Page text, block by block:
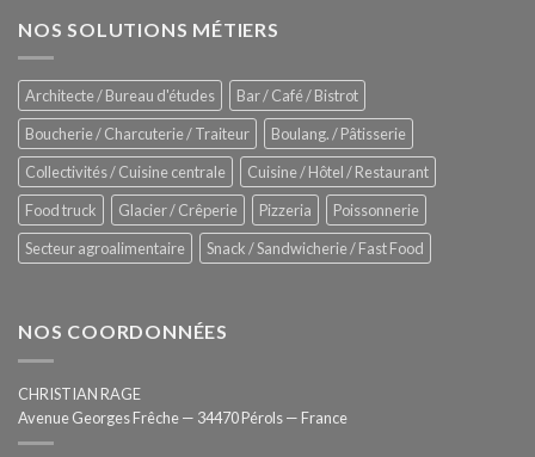
de
Zitrux
–
Hygiène
totale
automatisée
NOS SOLUTIONS MÉTIERS
Architecte / Bureau d'études
Bar / Café / Bistrot
Boucherie / Charcuterie / Traiteur
Boulang. / Pâtisserie
Collectivités / Cuisine centrale
Cuisine / Hôtel / Restaurant
Food truck
Glacier / Crêperie Pizzeria
Poissonnerie
Secteur agroalimentaire
Snack / Sandwicherie / Fast Food
NOS COORDONNÉES
CHRISTIAN RAGE
Avenue Georges Frêche — 34470 Pérols — France